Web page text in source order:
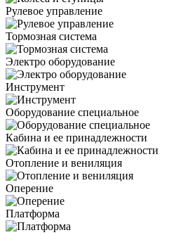
Рулевое управление
Тормозная система
Электро оборудование
Инструмент
Оборудование специальное
Кабина и ее принадлежности
Отопление и вениляция
Оперение
Платформа